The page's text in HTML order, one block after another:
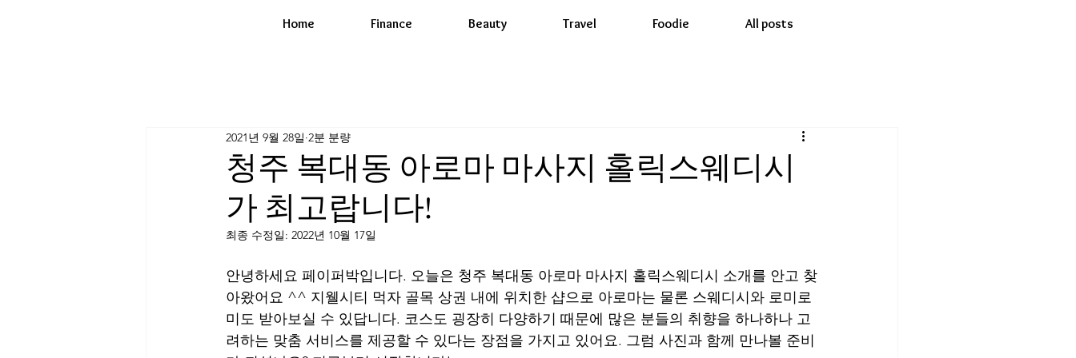
Home Finance Beauty Travel Foodie All posts
청주 복대동 아로마 마사지 홀릭스웨디시
가 최고랍니다!
2021년 9월 28일 2분 분량
최종 수정일: 2022년 10월 17일
안녕하세요 페이퍼박입니다. 오늘은 청주 복대동 아로마 마사지 홀릭스웨디시 소개를 안고 찾
아왔어요 ^^ 지웰시티 먹자 골목 상권 내에 위치한 샵으로 아로마는 물론 스웨디시와 로미로
미도 받아보실 수 있답니다. 코스도 굉장히 다양하기 때문에 많은 분들의 취향을 하나하나 고
려하는 맞춤 서비스를 제공할 수 있다는 장점을 가지고 있어요. 그럼 사진과 함께 만나볼 준비